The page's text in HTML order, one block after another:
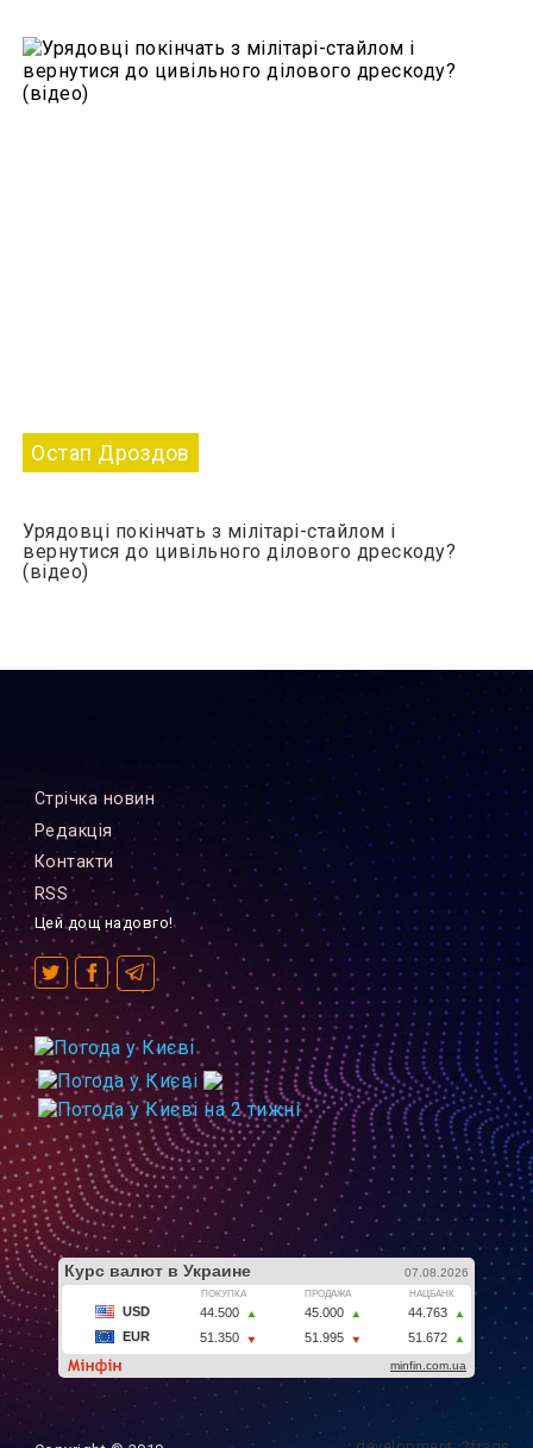
Остап Дроздов
Урядовці покінчать з мілітарі-стайлом і
вернутися до цивільного ділового дрескоду?
(відео)
Стрiчка новин
Редакцiя
Контакти
RSS
Цей дощ надовго!